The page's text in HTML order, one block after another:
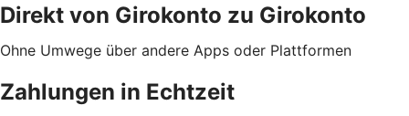
Direkt von Girokonto zu Girokonto
Ohne Umwege über andere Apps oder Plattformen
Zahlungen in Echtzeit